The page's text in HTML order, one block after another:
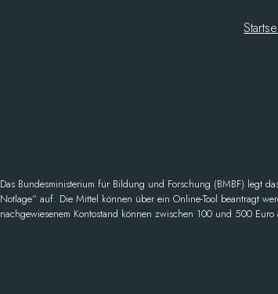
Das Bundesministerium für Bildung und Forschung (BMBF) legt
Notlage“ auf. Die Mittel können über ein Online-Tool beantragt
nachgewiesenem Kontostand können zwischen 100 und 500